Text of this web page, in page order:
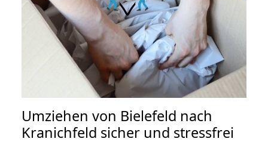
Umziehen von Bielefeld nach
Kranichfeld sicher und stressfrei